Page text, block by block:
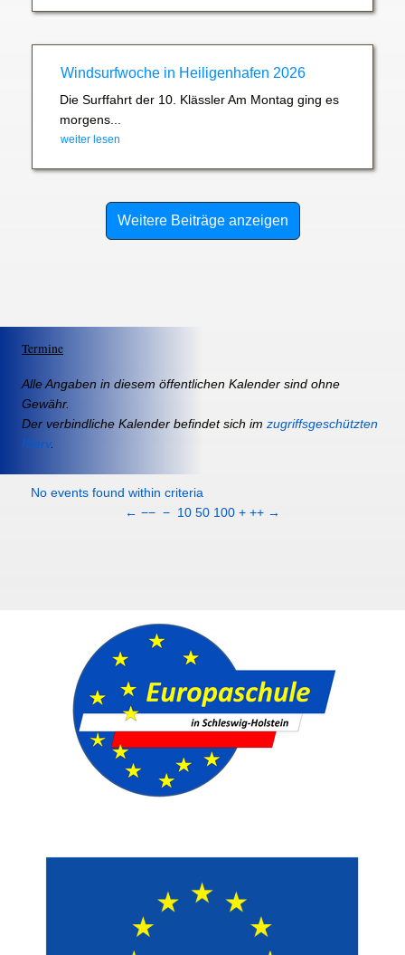
Windsurfwoche in Heiligenhafen 2026
Die Surffahrt der 10. Klässler Am Montag ging es
morgens...
weiter lesen
Weitere Beiträge anzeigen
Termine
Alle Angaben in diesem öffentlichen Kalender sind ohne
Gewähr.
Der verbindliche Kalender befindet sich im zugriffsgeschützten
IServ.
No events found within criteria
← −− − 10 50 100 + ++ →